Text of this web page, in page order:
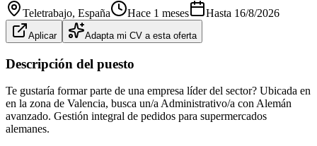
Teletrabajo, España Hace 1 meses Hasta 16/8/2026
Aplicar Adapta mi CV a esta oferta
Descripción del puesto
Te gustaría formar parte de una empresa líder del sector? Ubicada en
en la zona de Valencia, busca un/a Administrativo/a con Alemán
avanzado. Gestión integral de pedidos para supermercados
alemanes.